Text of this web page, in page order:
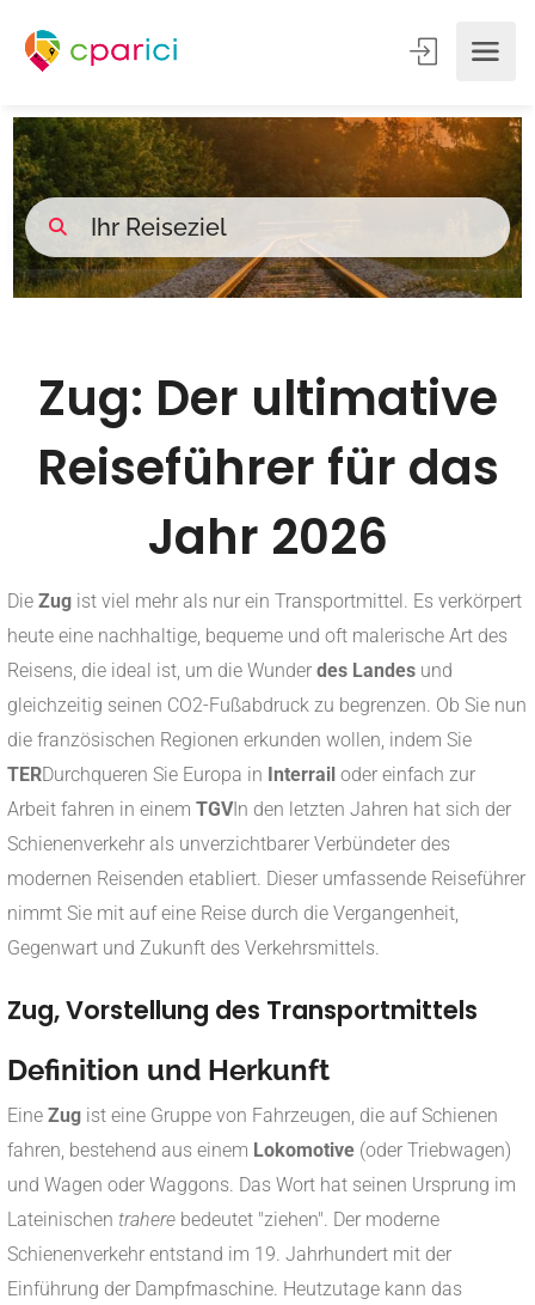
Zug: Der ultimative
Reiseführer für das
Jahr 2026
Die Zug ist viel mehr als nur ein Transportmittel. Es verkörpert
heute eine nachhaltige, bequeme und oft malerische Art des
Reisens, die ideal ist, um die Wunder des Landes und
gleichzeitig seinen CO2-Fußabdruck zu begrenzen. Ob Sie nun
die französischen Regionen erkunden wollen, indem Sie
TERDurchqueren Sie Europa in Interrail oder einfach zur
Arbeit fahren in einem TGVIn den letzten Jahren hat sich der
Schienenverkehr als unverzichtbarer Verbündeter des
modernen Reisenden etabliert. Dieser umfassende Reiseführer
nimmt Sie mit auf eine Reise durch die Vergangenheit,
Gegenwart und Zukunft des Verkehrsmittels.
Zug, Vorstellung des Transportmittels
Definition und Herkunft
Eine Zug ist eine Gruppe von Fahrzeugen, die auf Schienen
fahren, bestehend aus einem Lokomotive (oder Triebwagen)
und Wagen oder Waggons. Das Wort hat seinen Ursprung im
Lateinischen trahere bedeutet "ziehen". Der moderne
Schienenverkehr entstand im 19. Jahrhundert mit der
Einführung der Dampfmaschine. Heutzutage kann das